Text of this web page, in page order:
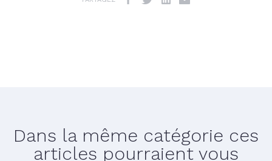
Dans la même catégorie ces
articles pourraient vous